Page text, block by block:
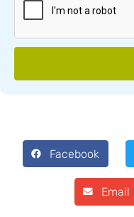
Facebook
Email